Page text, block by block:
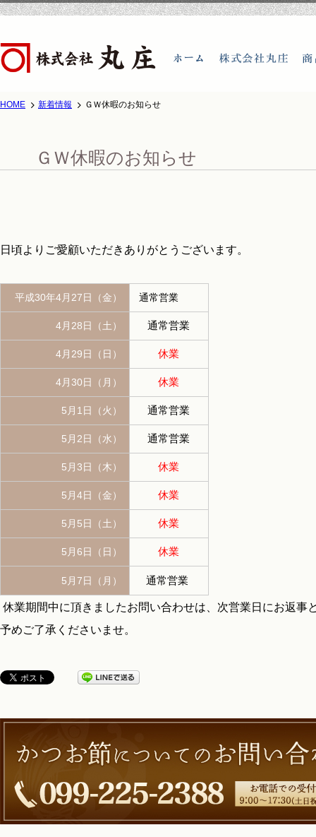
HOME 新着情報 ＧＷ休暇のお知らせ
ＧＷ休暇のお知らせ
日頃よりご愛顧いただきありがとうございます。
平成30年4月27日（金） 通常営業
4月28日（土） 通常営業
4月29日（日） 休業
4月30日（月） 休業
5月1日（火） 通常営業
5月2日（水） 通常営業
5月3日（木） 休業
5月4日（金） 休業
5月5日（土） 休業
5月6日（日） 休業
5月7日（月） 通常営業
休業期間中に頂きましたお問い合わせは、次営業日にお返事
予めご了承くださいませ。